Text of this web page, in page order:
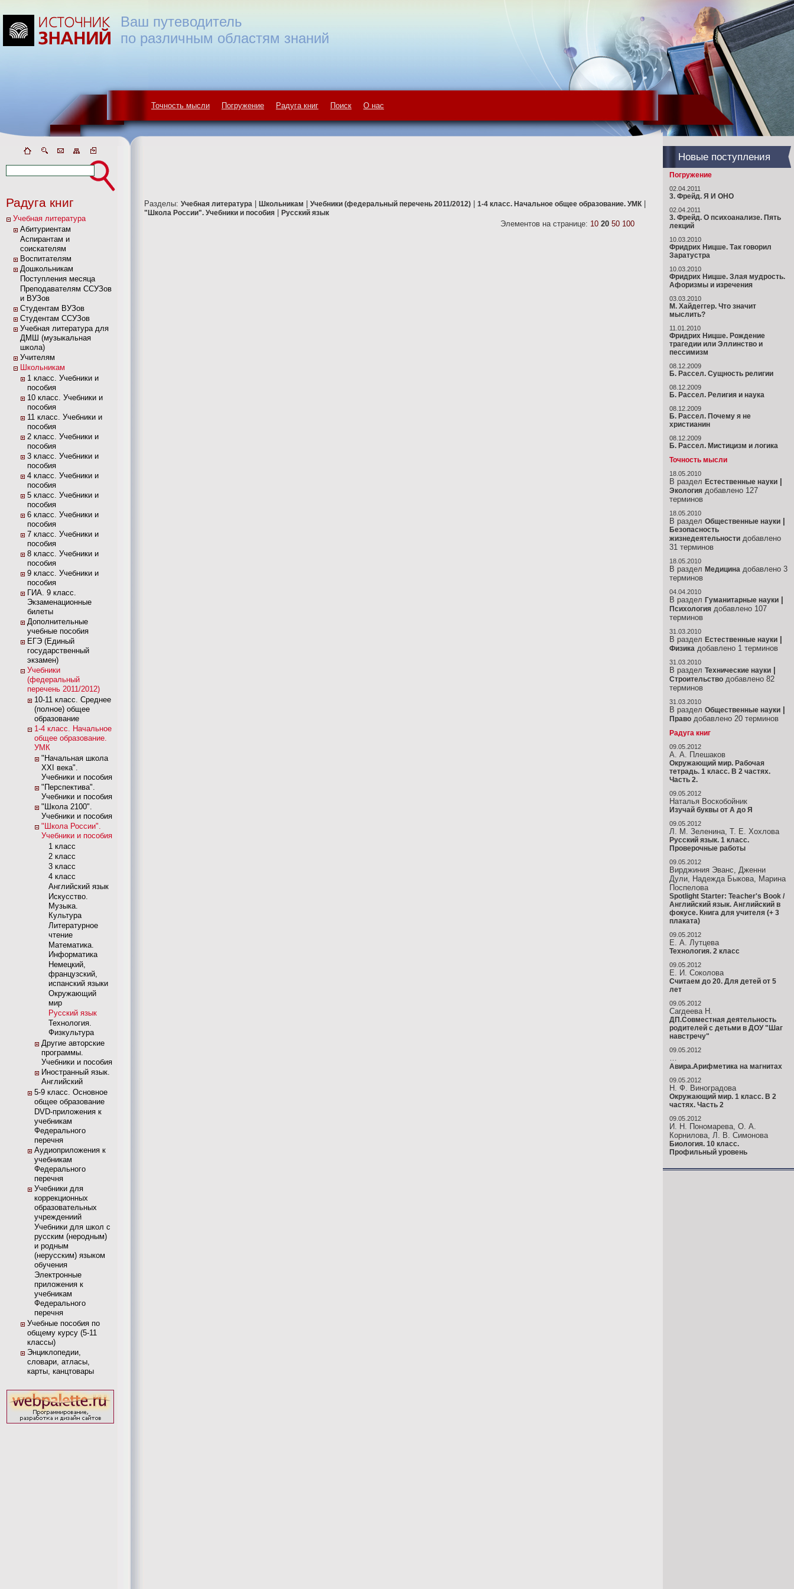
Точность мысли Погружение Радуга книг Поиск О нас
Ваш путеводитель
по различным областям знаний
Радуга книг
Учебная литература
Абитуриентам
Аспирантам и
соискателям
Воспитателям
Дошкольникам
Поступления месяца
Преподавателям ССУЗов
и ВУЗов
Студентам ВУЗов
Студентам ССУЗов
Учебная литература для
ДМШ (музыкальная
школа)
Учителям
Школьникам
1 класс. Учебники и
пособия
10 класс. Учебники и
пособия
11 класс. Учебники и
пособия
2 класс. Учебники и
пособия
3 класс. Учебники и
пособия
4 класс. Учебники и
пособия
5 класс. Учебники и
пособия
6 класс. Учебники и
пособия
7 класс. Учебники и
пособия
8 класс. Учебники и
пособия
9 класс. Учебники и
пособия
ГИА. 9 класс.
Экзаменационные
билеты
Дополнительные
учебные пособия
ЕГЭ (Единый
государственный
экзамен)
Учебники
(федеральный
перечень 2011/2012)
10-11 класс. Среднее
(полное) общее
образование
1-4 класс. Начальное
общее образование.
УМК
"Начальная школа
XXI века".
Учебники и пособия
"Перспектива".
Учебники и пособия
"Школа 2100".
Учебники и пособия
"Школа России".
Учебники и пособия
1 класс
2 класс
3 класс
4 класс
Английский язык
Искусство.
Музыка.
Культура
Литературное
чтение
Математика.
Информатика
Немецкий,
французский,
испанский языки
Окружающий
мир
Русский язык
Технология.
Физкультура
Другие авторские
программы.
Учебники и пособия
Иностранный язык.
Английский
5-9 класс. Основное
общее образование
DVD-приложения к
учебникам
Федерального
перечня
Аудиоприложения к
учебникам
Федерального
перечня
Учебники для
коррекционных
образовательных
учреждениий
Учебники для школ с
русским (неродным)
и родным
(нерусским) языком
обучения
Электронные
приложения к
учебникам
Федерального
перечня
Учебные пособия по
общему курсу (5-11
классы)
Энциклопедии,
словари, атласы,
карты, канцтовары
Разделы: Учебная литература Школьникам Учебники (федеральный перечень 2011/2012) 1-4 класс. Начальное общее образование. УМК
"Школа России". Учебники и пособия Русский язык
Элементов на странице: 10 20 50 100
Новые поступления
Погружение
02.04.2011
3. Фрейд. Я И ОНО
02.04.2011
3. Фрейд. О психоанализе. Пять
лекций
10.03.2010
Фридрих Ницше. Так говорил
Заратустра
10.03.2010
Фридрих Ницше. Злая мудрость.
Афоризмы и изречения
03.03.2010
М. Хайдеггер. Что значит
мыслить?
11.01.2010
Фридрих Ницше. Рождение
трагедии или Эллинство и
пессимизм
08.12.2009
Б. Рассел. Сущность религии
08.12.2009
Б. Рассел. Религия и наука
08.12.2009
Б. Рассел. Почему я не
христианин
08.12.2009
Б. Рассел. Мистицизм и логика
Точность мысли
18.05.2010
В раздел Естественные науки
Экология добавлено 127
терминов
18.05.2010
В раздел Общественные науки
Безопасность
жизнедеятельности добавлено
31 терминов
18.05.2010
В раздел Медицина добавлено 3
терминов
04.04.2010
В раздел Гуманитарные науки
Психология добавлено 107
терминов
31.03.2010
В раздел Естественные науки
Физика добавлено 1 терминов
31.03.2010
В раздел Технические науки
Строительство добавлено 82
терминов
31.03.2010
В раздел Общественные науки
Право добавлено 20 терминов
Радуга книг
09.05.2012
А. А. Плешаков
Окружающий мир. Рабочая
тетрадь. 1 класс. В 2 частях.
Часть 2.
09.05.2012
Наталья Воскобойник
Изучай буквы от А до Я
09.05.2012
Л. М. Зеленина, Т. Е. Хохлова
Русский язык. 1 класс.
Проверочные работы
09.05.2012
Вирджиния Эванс, Дженни
Дули, Надежда Быкова, Марина
Поспелова
Spotlight Starter: Teacher's Book /
Английский язык. Английский в
фокусе. Книга для учителя (+ 3
плаката)
09.05.2012
Е. А. Лутцева
Технология. 2 класс
09.05.2012
Е. И. Соколова
Считаем до 20. Для детей от 5
лет
09.05.2012
Сагдеева Н.
ДП.Совместная деятельность
родителей с детьми в ДОУ "Шаг
навстречу"
09.05.2012
…
Авира.Арифметика на магнитах
09.05.2012
Н. Ф. Виноградова
Окружающий мир. 1 класс. В 2
частях. Часть 2
09.05.2012
И. Н. Пономарева, О. А.
Корнилова, Л. В. Симонова
Биология. 10 класс.
Профильный уровень